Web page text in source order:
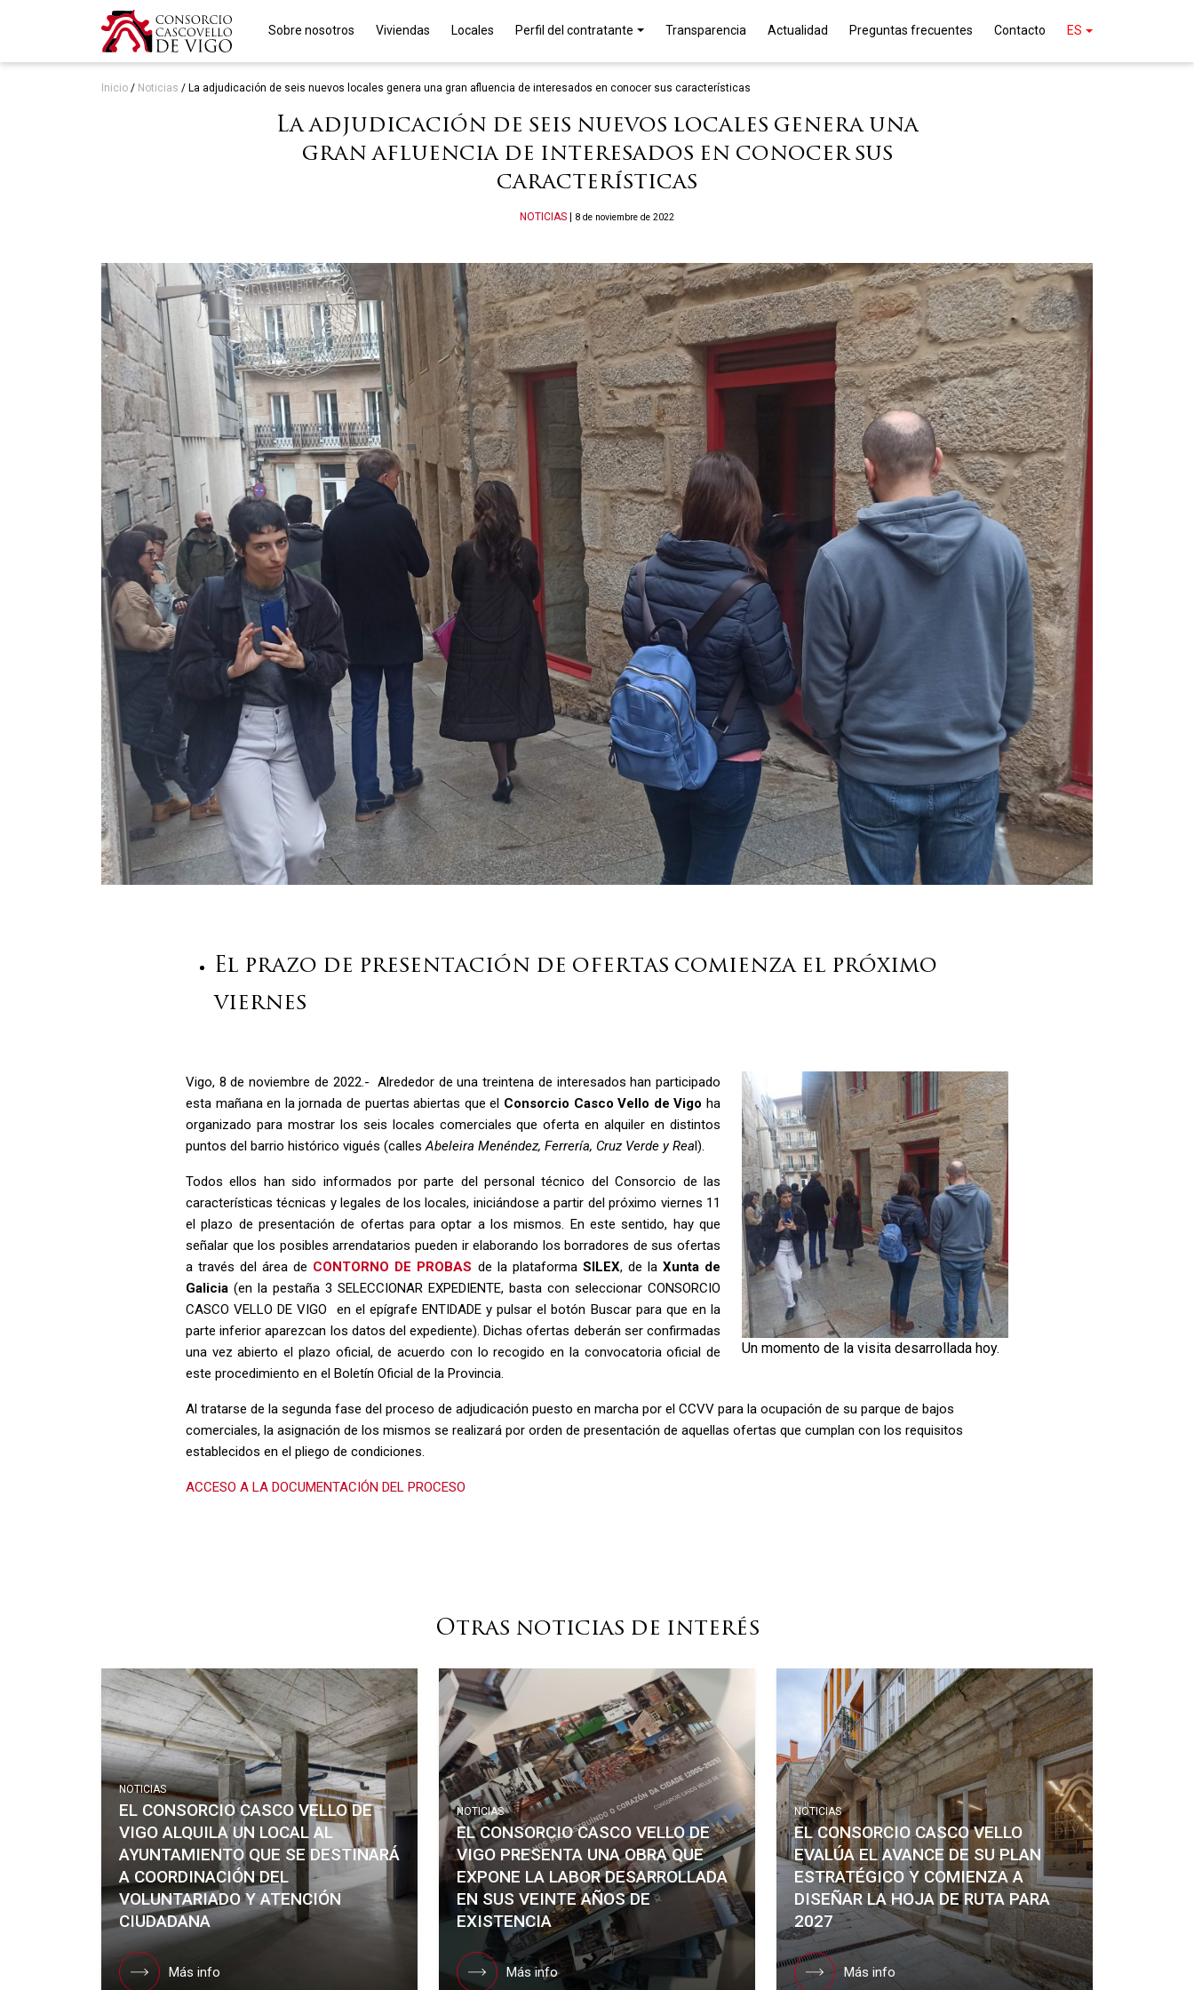
Sobre nosotros Viviendas Locales Perfil del contratante Transparencia Actualidad Preguntas frecuentes Contacto ES
Inicio / Noticias / La adjudicación de seis nuevos locales genera una gran afluencia de interesados en conocer sus características
La adjudicación de seis nuevos locales genera una
gran afluencia de interesados en conocer sus
características
Categories
NOTICIAS 8 de noviembre de 2022
El prazo de presentación de ofertas comienza el próximo
viernes
Un momento de la visita desarrollada hoy.
Vigo, 8 de noviembre de 2022.- Alrededor de una treintena de interesados han participado
esta mañana en la jornada de puertas abiertas que el Consorcio Casco Vello de Vigo ha
organizado para mostrar los seis locales comerciales que oferta en alquiler en distintos
puntos del barrio histórico vigués (callesAbeleira Menéndez, Ferrería, Cruz Verde y Real).
Todos ellos han sido informados por parte del personal técnico del Consorcio de las
características técnicas y legales de los locales, iniciándose a partir del próximo viernes 11
el plazo de presentación de ofertas para optar a los mismos. En este sentido, hay que
señalar que los posibles arrendatarios pueden ir elaborando los borradores de sus ofertas
a través del área de CONTORNO DE PROBAS de la plataforma SILEX, de la Xunta de
Galicia (en la pestaña 3 SELECCIONAR EXPEDIENTE, basta con seleccionar CONSORCIO
CASCO VELLO DE VIGO en el epígrafe ENTIDADE y pulsar el botón Buscar para que en la
parte inferior aparezcan los datos del expediente). Dichas ofertas deberán ser confirmadas
una vez abierto el plazo oficial, de acuerdo con lo recogido en la convocatoria oficial de
este procedimiento en el Boletín Oficial de la Provincia.
Al tratarse de la segunda fase del proceso de adjudicación puesto en marcha por el CCVV para la ocupación de su parque de bajos
comerciales, la asignación de los mismos se realizará por orden de presentación de aquellas ofertas que cumplan con los requisitos
establecidos en el pliego de condiciones.
ACCESO A LA DOCUMENTACIÓN DEL PROCESO
Otras noticias de interés
NOTICIAS
EL CONSORCIO CASCO VELLO DE
VIGO ALQUILA UN LOCAL AL
AYUNTAMIENTO QUE SE DESTINARÁ
A COORDINACIÓN DEL
VOLUNTARIADO Y ATENCIÓN
CIUDADANA
Más info
NOTICIAS
EL CONSORCIO CASCO VELLO DE
VIGO PRESENTA UNA OBRA QUE
EXPONE LA LABOR DESARROLLADA
EN SUS VEINTE AÑOS DE
EXISTENCIA
Más info
NOTICIAS
EL CONSORCIO CASCO VELLO
EVALÚA EL AVANCE DE SU PLAN
ESTRATÉGICO Y COMIENZA A
DISEÑAR LA HOJA DE RUTA PARA
2027
Más info